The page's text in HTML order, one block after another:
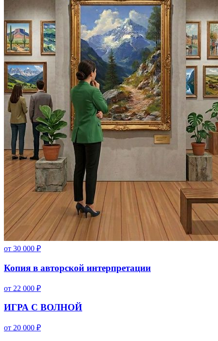
от 30 000 ₽
Копия в авторской интерпретации
от 22 000 ₽
ИГРА С ВОЛНОЙ
от 20 000 ₽